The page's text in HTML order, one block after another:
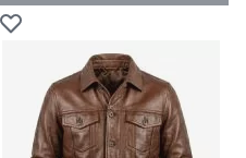
Zur Wunschliste hinzufügen